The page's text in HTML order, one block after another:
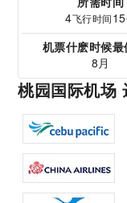
4飞行时间15
机票什麽时候最
8月
桃园国际机场